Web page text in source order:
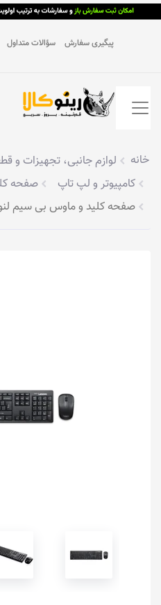
پیگیری سفارش سؤالات متداول
خانه لوازم جانبی، تجهیزات و
کامپیوتر و لپ تاپ
صفحه
صفحه کلید و ماوس بی سیم لنوو